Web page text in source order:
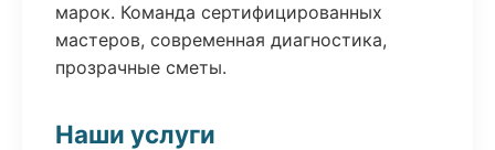
марок. Команда сертифицированных
мастеров, современная диагностика,
прозрачные сметы.
Наши услуги